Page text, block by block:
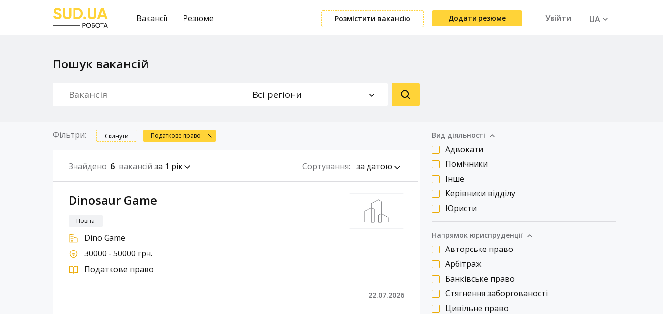
Вакансії Резюме Розмістити вакансію Додати резюме
Увійти
UA
Пошук вакансій
Всі регіони
Вид діяльності
Адвокати
Помічники
Інше
Керівники відділу
Юристи
Напрямок юриспруденції
Авторське право
Арбітраж
Банківське право
Стягнення заборгованості
Цивільне право
Фільтри: Скинути Податкове право
Знайдено 6 вакансій за 1 рік Сортування: за датою
Dinosaur Game
Повна
Dino Game
30000 - 50000 грн.
Податкове право
22.07.2026